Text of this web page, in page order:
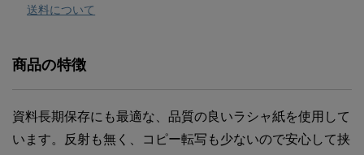
送料について
商品の特徴
資料長期保存にも最適な、品質の良いラシャ紙を使用して
います。反射も無く、コピー転写も少ないので安心して挟